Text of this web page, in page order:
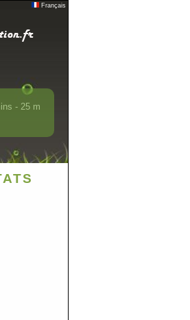
Français
- 25 m